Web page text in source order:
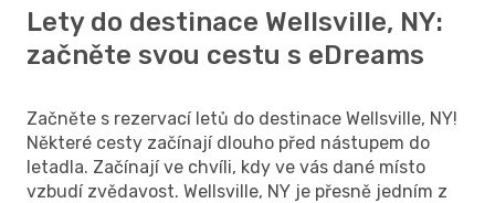
Lety do destinace Wellsville, NY:
začněte svou cestu s eDreams
Začněte s rezervací letů do destinace Wellsville, NY!
Některé cesty začínají dlouho před nástupem do
letadla. Začínají ve chvíli, kdy ve vás dané místo
vzbudí zvědavost. Wellsville, NY je přesně jedním z